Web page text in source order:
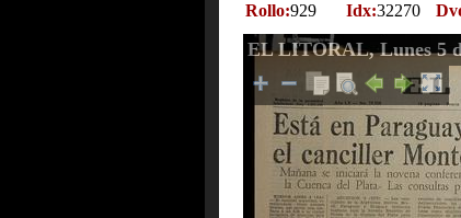
Rollo:929 Idx:32270
EL LITORAL, Lunes 5